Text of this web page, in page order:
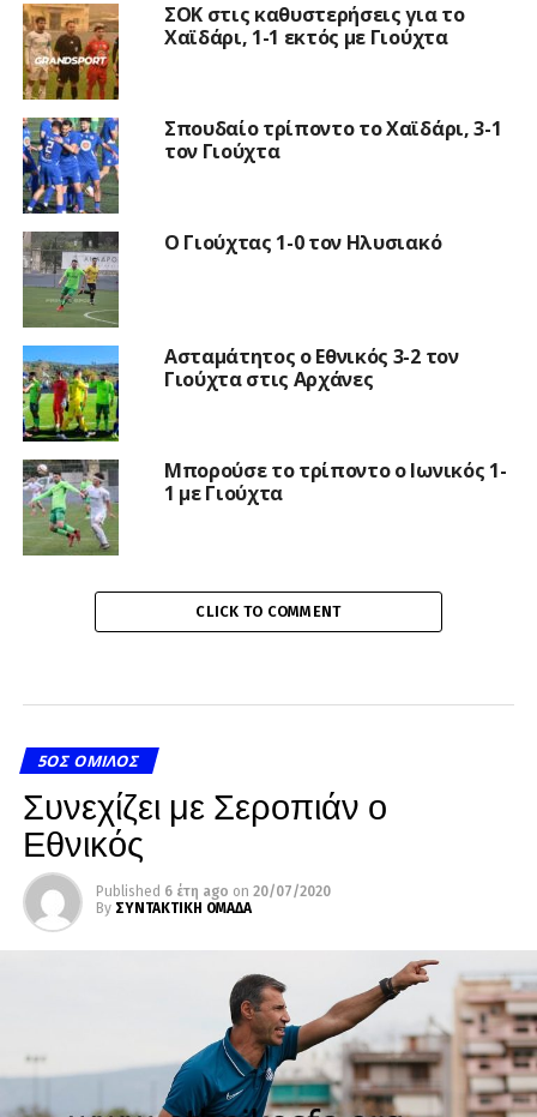
ΣΟΚ στις καθυστερήσεις για το
Χαϊδάρι, 1-1 εκτός με Γιούχτα
Σπουδαίο τρίποντο το Χαϊδάρι, 3-1
τον Γιούχτα
Ο Γιούχτας 1-0 τον Ηλυσιακό
Ασταμάτητος ο Εθνικός 3-2 τον
Γιούχτα στις Αρχάνες
Μπορούσε το τρίποντο ο Ιωνικός 1-
1 με Γιούχτα
CLICK TO COMMENT
5ΟΣ ΌΜΙΛΟΣ
Συνεχίζει με Σεροπιάν ο
Εθνικός
Published 6 έτη ago on 20/07/2020
By ΣΥΝΤΑΚΤΙΚΗ ΟΜΑΔΑ